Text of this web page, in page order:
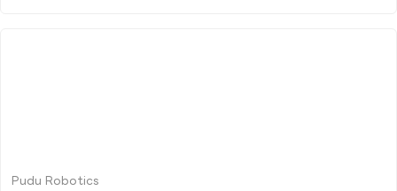
Pudu Robotics